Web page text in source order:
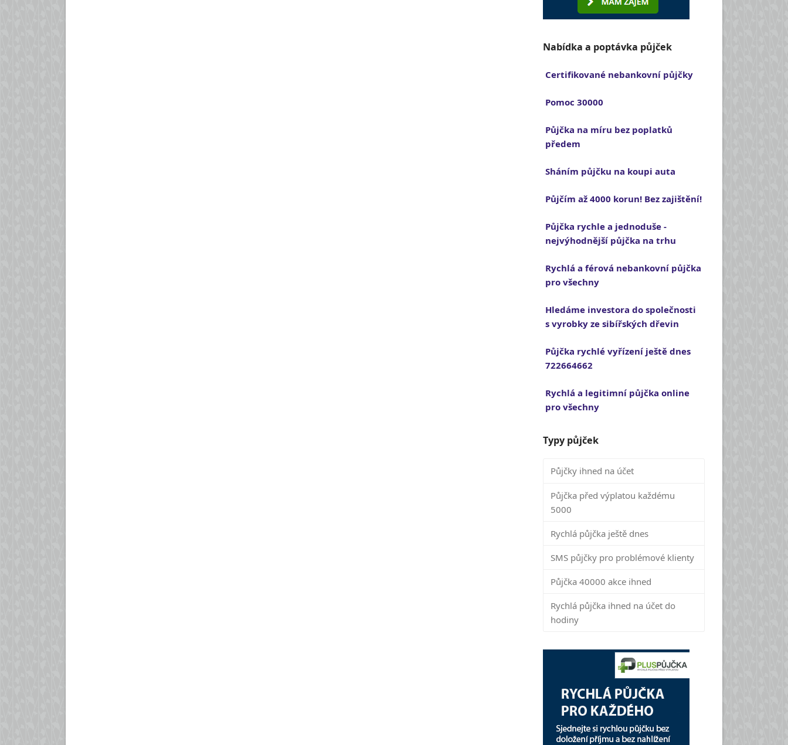
Nabídka a poptávka půjček
Certifikované nebankovní půjčky
Pomoc 30000
Půjčka na míru bez poplatků
předem
Sháním půjčku na koupi auta
Půjčím až 4000 korun! Bez zajištění!
Půjčka rychle a jednoduše -
nejvýhodnější půjčka na trhu
Rychlá a férová nebankovní půjčka
pro všechny
Hledáme investora do společnosti
s vyrobky ze sibířských dřevin
Půjčka rychlé vyřízení ještě dnes
722664662
Rychlá a legitimní půjčka online
pro všechny
Typy půjček
Půjčky ihned na účet
Půjčka před výplatou každému
5000
Rychlá půjčka ještě dnes
SMS půjčky pro problémové klienty
Půjčka 40000 akce ihned
Rychlá půjčka ihned na účet do
hodiny